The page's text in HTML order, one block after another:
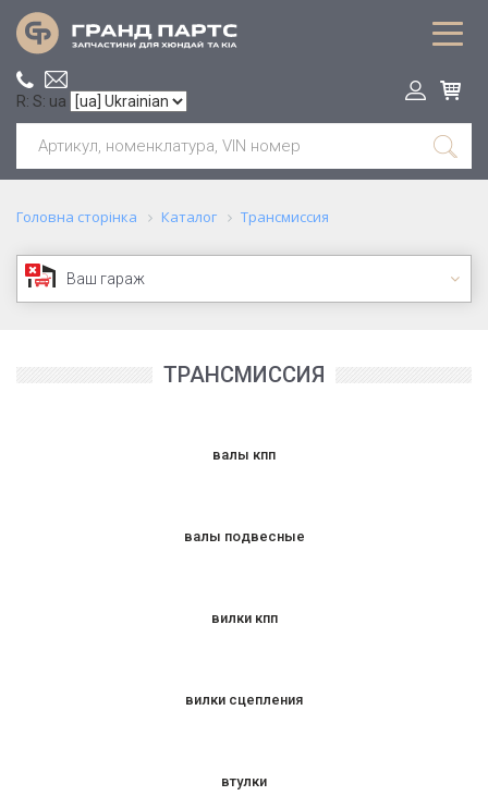
R: S: ua
Головна сторінка Каталог Трансмиссия
Ваш гараж
ТРАНСМИССИЯ
валы кпп
валы подвесные
вилки кпп
вилки сцепления
втулки